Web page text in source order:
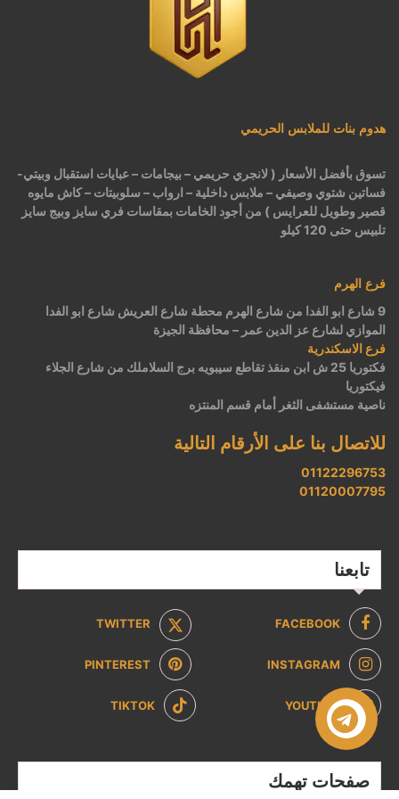
هدوم بنات للملابس الحريمي
تسوق بأفضل الأسعار ( لانجري حريمي – بيجامات – عبايات استقبال وبيتي-
فساتين شتوي وصيفي – ملابس داخلية – ارواب – سلوبيتات – كاش مايوه
قصير وطويل للعرايس ) من أجود الخامات بمقاسات فري سايز وبيج سايز
تلبيس حتى 120 كيلو
فرع الهرم
9 شارع ابو الفدا من شارع الهرم محطة شارع العريش شارع ابو الفدا
الموازي لشارع عز الدين عمر – محافظة الجيزة
فرع الاسكندرية
فكتوريا 25 ش ابن منقذ تقاطع سيبويه برج السلاملك من شارع الجلاء
فيكتوريا
ناصية مستشفى الثغر أمام قسم المنتزه
للاتصال بنا على الأرقام التالية
01122296753
01120007795
تابعنا
FACEBOOK
TWITTER
INSTAGRAM
PINTEREST
YOUTUBE
TIKTOK
صفحات تهمك